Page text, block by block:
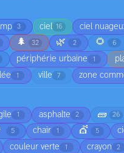
3 ciel 16 ciel
🌲 32 🌿 2 🌻 6
périphérie urbaine 1
1 ville 7 zone
1 asphalte 2 🧱 26
5 chair 1 💇 5
couleur verte 1 crayon 2